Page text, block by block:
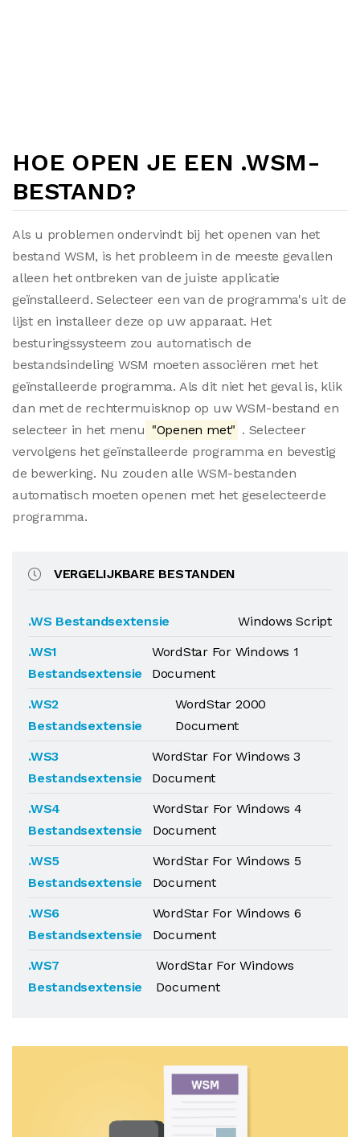
HOE OPEN JE EEN .WSM-
BESTAND?
Als u problemen ondervindt bij het openen van het
bestand WSM, is het probleem in de meeste gevallen
alleen het ontbreken van de juiste applicatie
geïnstalleerd. Selecteer een van de programma's uit de
lijst en installeer deze op uw apparaat. Het
besturingssysteem zou automatisch de
bestandsindeling WSM moeten associëren met het
geïnstalleerde programma. Als dit niet het geval is, klik
dan met de rechtermuisknop op uw WSM-bestand en
selecteer in het menu "Openen met" . Selecteer
vervolgens het geïnstalleerde programma en bevestig
de bewerking. Nu zouden alle WSM-bestanden
automatisch moeten openen met het geselecteerde
programma.
VERGELIJKBARE BESTANDEN
.WS Bestandsextensie
Windows Script
.WS1
Bestandsextensie
WordStar For Windows 1
Document
.WS2
Bestandsextensie
WordStar 2000
Document
.WS3
Bestandsextensie
WordStar For Windows 3
Document
.WS4
Bestandsextensie
WordStar For Windows 4
Document
.WS5
Bestandsextensie
WordStar For Windows 5
Document
.WS6
Bestandsextensie
WordStar For Windows 6
Document
.WS7
Bestandsextensie
WordStar For Windows
Document